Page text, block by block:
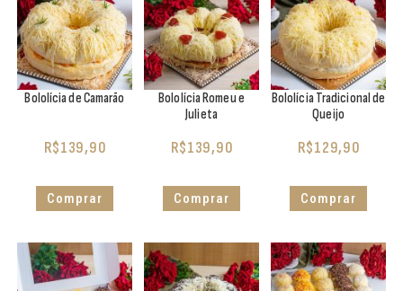
Bololícia de Camarão
R$139,90
Comprar
Bololícia Romeu e
Julieta
R$139,90
Comprar
Bololícia Tradicional de
Queijo
R$129,90
Comprar